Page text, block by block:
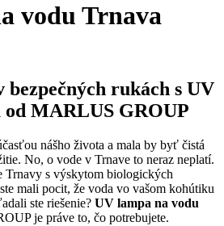
vodu Trnava
bezpečných rukách s UV
od MARLUS GROUP
nášho života a mala by byť čistá
No, o vode v Trnave to neraz neplatí.
Trnavy s výskytom biologických
mali pocit, že voda vo vašom kohútiku
ste riešenie? UV lampa na vodu
je práve to, čo potrebujete.